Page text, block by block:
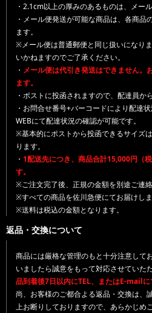
・2.1cm以上の厚みのあるものは、メー
・メール便発送が可能な商品は、各商品
ます。
※メール便は普通郵便と同じ扱いになり
いかねますのでご了承ください。
・ メール便は代引き発送はできません。
ます。
・ポストに投函されますので、配達員か
・お問合せ番号+バーコードにより配達
WEBにて配達状況の確認が可能です。
※基本的にポストから投函できるサイズ
ります。
・ 1配送先につき、商品合計15,000円（
す。
※ご注文完了後、正規の金額を別途ご連絡
※すべての商品を佐川急便にてお届けしま
※送料は税込の金額となります。
返品・交換について
商品には厳格な管理のもと十分注意して
いましたら誠意をもって対応させていた
品到着後7日以内にTEL、またはE-mailに
尚、お客様のご都合よる返品・交換は、
上お断りしておりますので、あらかじめ